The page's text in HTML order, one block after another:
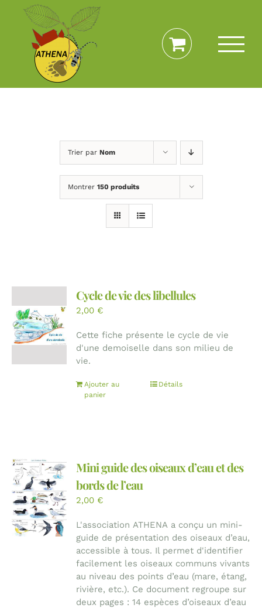
Passer
contenu
Trier par Nom
Montrer 150 produits
Cycle de vie des libellules
2,00 €
Cette fiche présente le cycle de vie
d'une demoiselle dans son milieu de
vie.
Ajouter au
panier
Détails
Mini guide des oiseaux d’eau et des
bords de l’eau
2,00 €
L'association ATHENA a conçu un mini-
guide de présentation des oiseaux d’eau,
accessible à tous. Il permet d'identifier
facilement les oiseaux communs vivants
au niveau des points d’eau (mare, étang,
rivière, etc.). Ce document regroupe sur
deux pages : 14 espèces d’oiseaux d’eau